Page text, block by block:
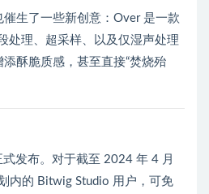
生了一些新创意：Over 是一款
处理、超采样、以及仅湿声处理
酥脆质感，甚至直接“焚烧殆
发布。对于截至 2024 年 4 月
内的 Bitwig Studio 用户，可免